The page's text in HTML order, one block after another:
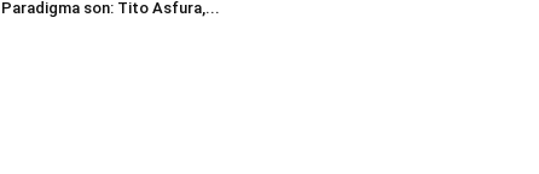
Paradigma son: Tito Asfura,...